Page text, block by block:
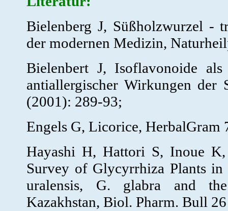
Bielenberg J, Süßholzwurzel -
der modernen Medizin,
Bielenbert J, Isoflavonoide
antiallergischer Wirkungen
(2001): 289-93;
Engels G, Licorice, HerbalGram
Hayashi H, Hattori S, Inoue
Survey of Glycyrrhiza Plants
uralensis, G. glabra and
Kazakhstan, Biol. Pharm. Bull